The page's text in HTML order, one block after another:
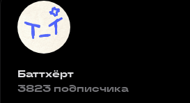
Баттхёрт
3823 подписчика